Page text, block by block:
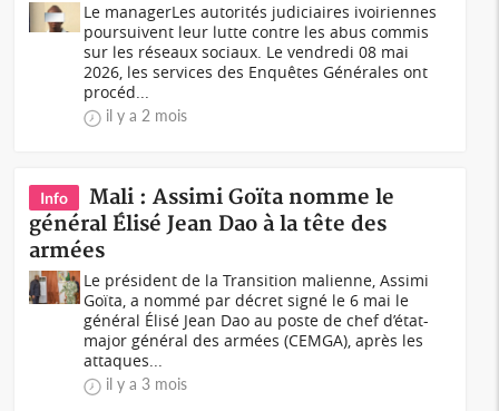
Le managerLes autorités judiciaires ivoiriennes
poursuivent leur lutte contre les abus commis
sur les réseaux sociaux. Le vendredi 08 mai
2026, les services des Enquêtes Générales ont
procéd...
il y a 2 mois
Info
Mali : Assimi Goïta nomme le
général Élisé Jean Dao à la tête des
armées
Le président de la Transition malienne, Assimi
Goïta, a nommé par décret signé le 6 mai le
général Élisé Jean Dao au poste de chef d’état-
major général des armées (CEMGA), après les
attaques...
il y a 3 mois